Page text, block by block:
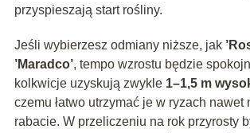
przyspieszają start rośliny.
Jeśli wybierzesz odmiany niższe, jak
’Maradco’, tempo wzrostu będzie
kolkwicje uzyskują zwykle 1–1,5 m
czemu łatwo utrzymać je w ryzach nawet
rabacie. W przeliczeniu na rok przyrosty